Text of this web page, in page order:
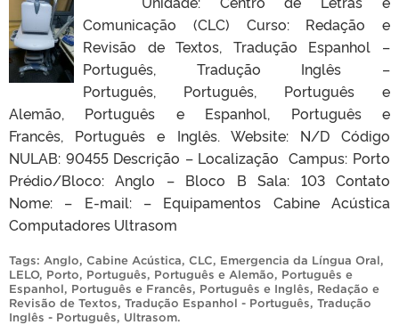
Comunicação (CLC) Curso: Redação e
Revisão de Textos, Tradução Espanhol –
Português, Tradução Inglês –
Português, Português, Português e
Alemão, Português e Espanhol, Português e
Francês, Português e Inglês. Website: N/D Código
NULAB: 90455 Descrição – Localização Campus: Porto
Prédio/Bloco: Anglo – Bloco B Sala: 103 Contato
Nome: – E-mail: – Equipamentos Cabine Acústica
Computadores Ultrasom
Tags: Anglo, Cabine Acústica, CLC, Emergencia da Língua Oral,
LELO, Porto, Português, Português e Alemão, Português e
Espanhol, Português e Francês, Português e Inglês, Redação e
Revisão de Textos, Tradução Espanhol - Português, Tradução
Inglês - Português, Ultrasom.